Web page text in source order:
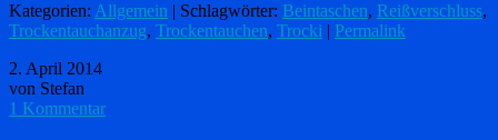
Kategorien: Allgemein | Schlagwörter: Beintaschen, Reißverschluss,
Trockentauchanzug, Trockentauchen, Trocki | Permalink
2. April 2014
von Stefan
1 Kommentar